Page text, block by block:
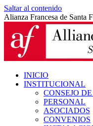
Saltar al contenido
Alianza Francesa de Santa
INICIO
INSTITUCIONAL
CONSEJO
PERSONAL
ASOCIADOS
CONVENIOS